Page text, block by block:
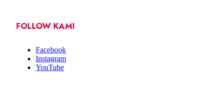
FOLLOW KAMI
Facebook
Instagram
YouTube